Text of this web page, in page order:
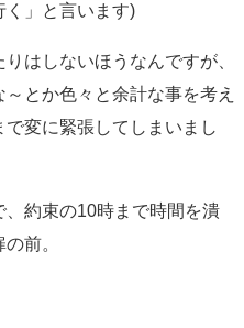
く」と言います)
はしないほうなんですが、
とか色々と余計な事を考え
変に緊張してしまいまし
約束の10時まで時間を潰
前。